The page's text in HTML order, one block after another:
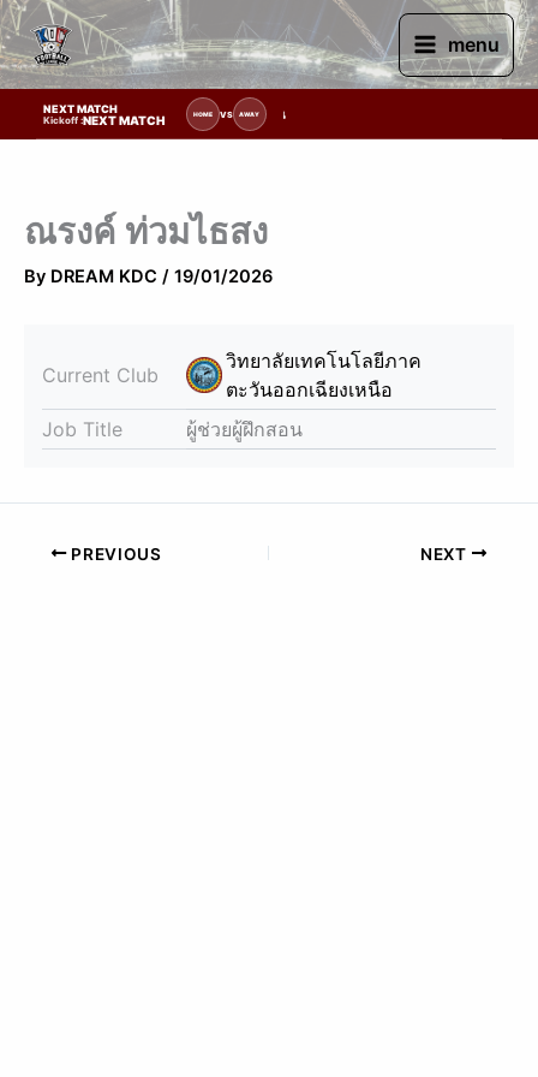
Skip
to
content
menu
NEXT MATCH
Kickoff :NEXT MATCH HOME VS AWAY
รายการแข่งขัน | รอระบุวันแข่งขัน | รอข้อมูลทีมแข่งขัน
ณรงค์ ท่วมไธสง
By DREAM KDC / 19/01/2026
Current Club
วิทยาลัยเทคโนโลยีภาค
ตะวันออกเฉียงเหนือ
Job Title
ผู้ช่วยผู้ฝึกสอน
PREVIOUS NEXT